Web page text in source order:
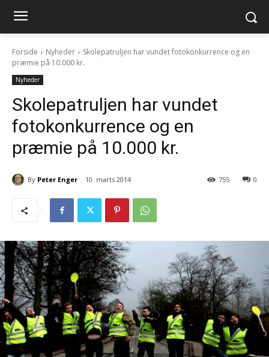
Forside Nyheder
Skolepatruljen har vundet fotokonkurrence og en
præmie på 10.000 kr.
Nyheder
Skolepatruljen har vundet
fotokonkurrence og en
præmie på 10.000 kr.
By Peter Enger 10. marts 2014 0
755